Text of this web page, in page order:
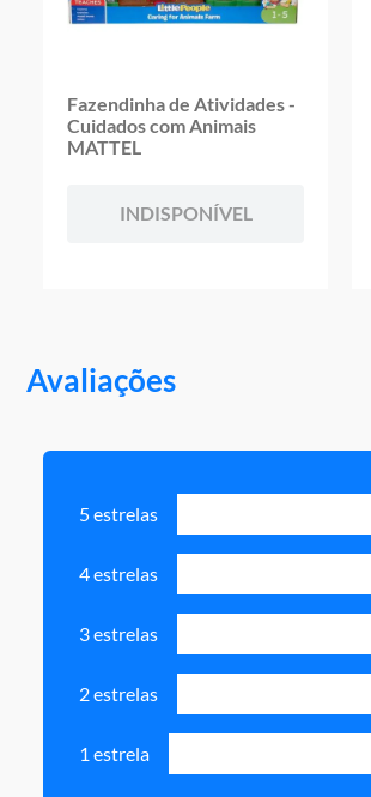
Fazendinha de Atividades -
Cuidados com Animais
MATTEL
INDISPONÍVEL
Avaliações
5 estrelas
4 estrelas
3 estrelas
2 estrelas
1 estrela